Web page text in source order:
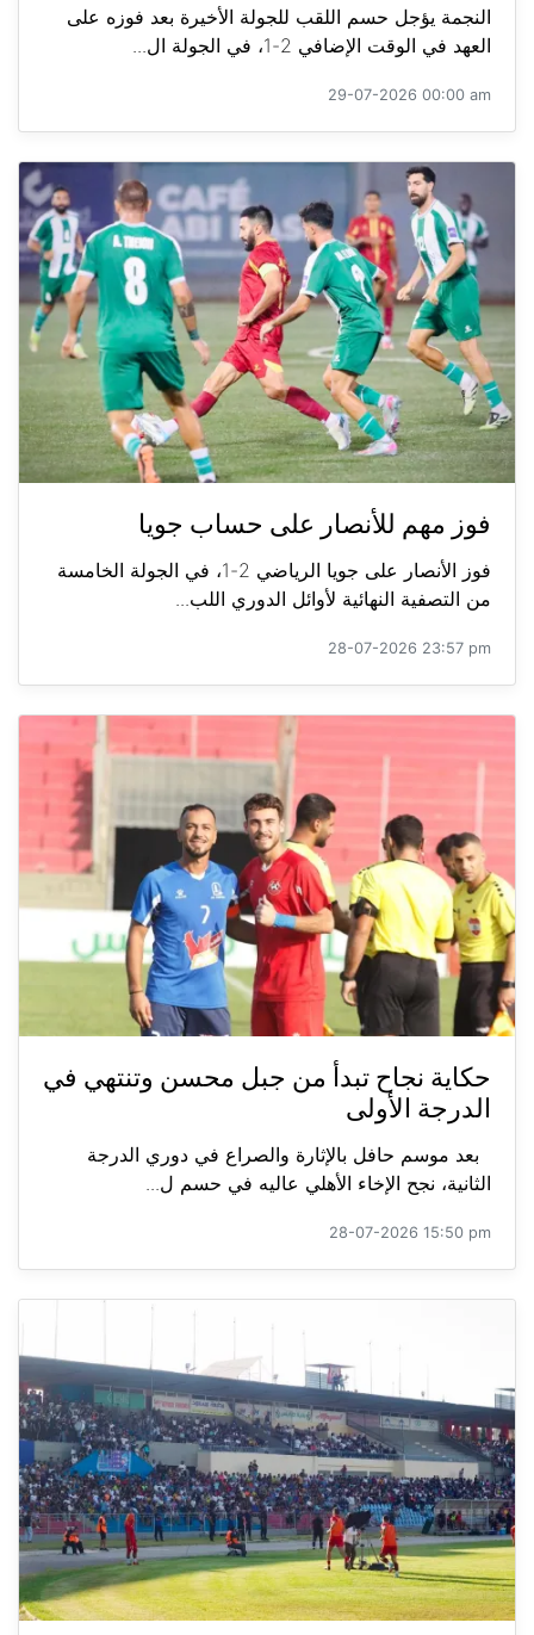
النجمة يؤجل حسم اللقب للجولة الأخيرة بعد فوزه على
العهد في الوقت الإضافي 2-1، في الجولة ال...
29-07-2026 00:00 am
فوز مهم للأنصار على حساب جويا
فوز الأنصار على جويا الرياضي 2-1، في الجولة الخامسة
من التصفية النهائية لأوائل الدوري اللب...
28-07-2026 23:57 pm
حكاية نجاح تبدأ من جبل محسن وتنتهي في
الدرجة الأولى
بعد موسم حافل بالإثارة والصراع في دوري الدرجة
الثانية، نجح الإخاء الأهلي عاليه في حسم ل...
28-07-2026 15:50 pm